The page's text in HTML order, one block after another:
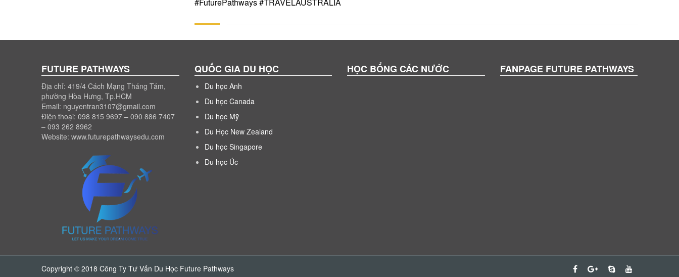
FUTURE PATHWAYS
Địa chỉ: 419/4 Cách Mạng Tháng Tám,
phường Hòa Hưng, Tp.HCM
Email: nguyentran3107@gmail.com
Điện thoại: 098 815 9697 – 090 886 7407
– 093 262 8962
Website: www.futurepathwaysedu.com
QUỐC GIA DU HỌC
Du học Anh
Du học Canada
Du học Mỹ
Du Học New Zealand
Du học Singapore
Du học Úc
HỌC BỔNG CÁC NƯỚC FANPAGE FUTURE PATHWAYS
Copyright © 2018 Công Ty Tư Vấn Du Học Future Pathways